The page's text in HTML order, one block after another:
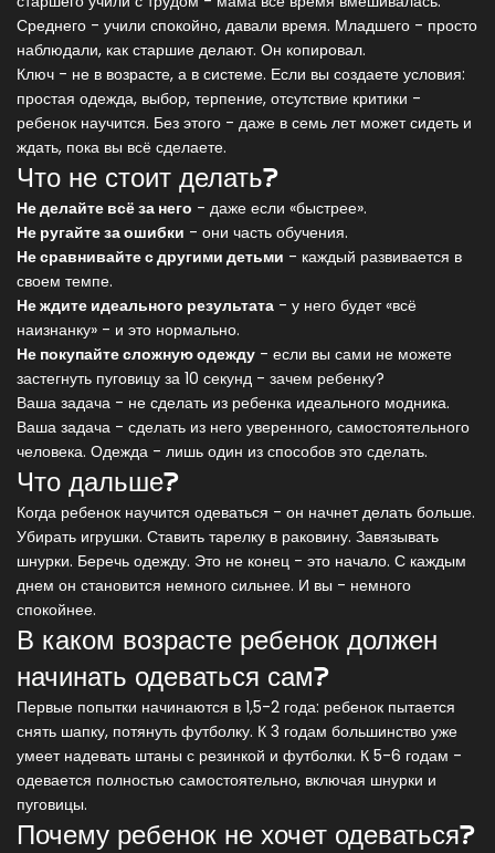
Среднего - учили спокойно, давали время. Младшего - просто
наблюдали, как старшие делают. Он копировал.
Ключ - не в возрасте, а в системе. Если вы создаете условия:
простая одежда, выбор, терпение, отсутствие критики -
ребенок научится. Без этого - даже в семь лет может сидеть и
ждать, пока вы всё сделаете.
Что не стоит делать?
Не делайте всё за него - даже если «быстрее».
Не ругайте за ошибки - они часть обучения.
Не сравнивайте с другими детьми - каждый развивается в
своем темпе.
Не ждите идеального результата - у него будет «всё
наизнанку» - и это нормально.
Не покупайте сложную одежду - если вы сами не можете
застегнуть пуговицу за 10 секунд - зачем ребенку?
Ваша задача - не сделать из ребенка идеального модника.
Ваша задача - сделать из него уверенного, самостоятельного
человека. Одежда - лишь один из способов это сделать.
Что дальше?
Когда ребенок научится одеваться - он начнет делать больше.
Убирать игрушки. Ставить тарелку в раковину. Завязывать
шнурки. Беречь одежду. Это не конец - это начало. С каждым
днем он становится немного сильнее. И вы - немного
спокойнее.
В каком возрасте ребенок должен
начинать одеваться сам?
Первые попытки начинаются в 1,5-2 года: ребенок пытается
снять шапку, потянуть футболку. К 3 годам большинство уже
умеет надевать штаны с резинкой и футболки. К 5-6 годам -
одевается полностью самостоятельно, включая шнурки и
пуговицы.
Почему ребенок не хочет одеваться?